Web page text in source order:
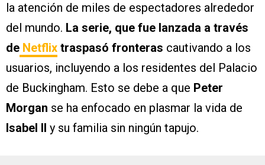
la atención de miles de espectadores alrededor
del mundo. La serie, que fue lanzada a través
de Netflix traspasó fronteras cautivando a los
usuarios, incluyendo a los residentes del Palacio
de Buckingham. Esto se debe a que Peter
Morgan se ha enfocado en plasmar la vida de
Isabel II
y su familia sin ningún tapujo.